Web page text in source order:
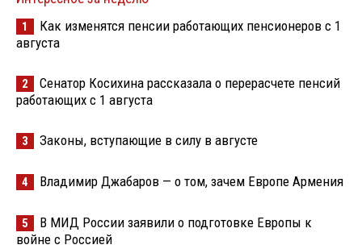
1
Как изменятся пенсии работающих пенсионеров с 1
августа
2
Сенатор Косихина рассказала о перерасчете пенсий
работающих с 1 августа
3 Законы, вступающие в силу в августе
4 Владимир Джабаров — о том, зачем Европе Армения
5
В МИД России заявили о подготовке Европы к
войне с Россией